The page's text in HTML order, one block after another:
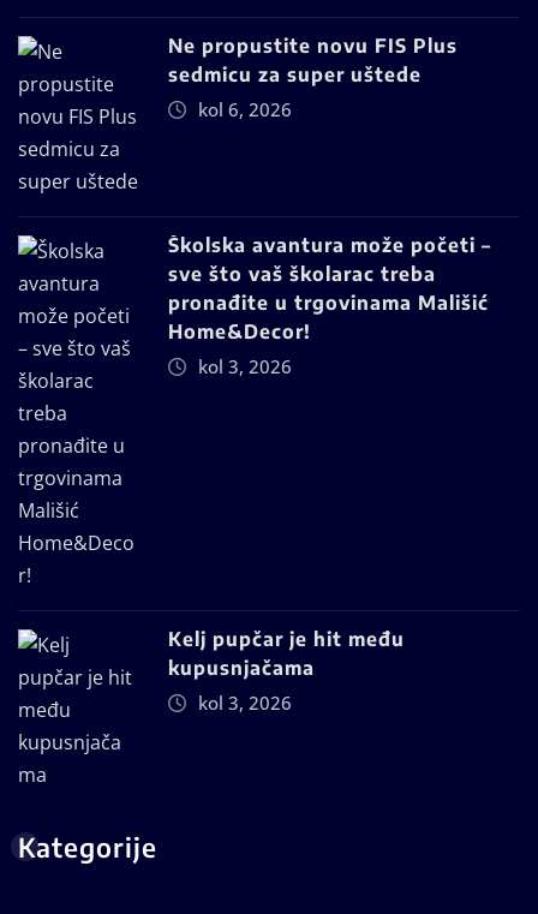
Ne propustite novu FIS Plus
sedmicu za super uštede
kol 6, 2026
Školska avantura može početi –
sve što vaš školarac treba
pronađite u trgovinama Mališić
Home&Decor!
kol 3, 2026
Kelj pupčar je hit među
kupusnjačama
kol 3, 2026
Kategorije